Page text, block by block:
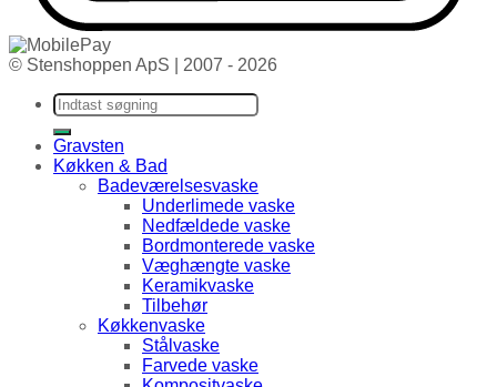
© Stenshoppen ApS | 2007 - 2026
Søg efter:
Gravsten
Køkken & Bad
Badeværelsesvaske
Underlimede vaske
Nedfældede vaske
Bordmonterede vaske
Væghængte vaske
Keramikvaske
Tilbehør
Køkkenvaske
Stålvaske
Farvede vaske